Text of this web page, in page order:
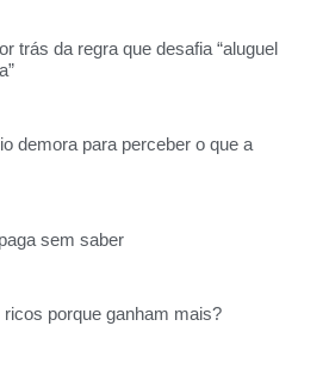
trás da regra que desafia “aluguel
demora para perceber o que a
sem saber
porque ganham mais?